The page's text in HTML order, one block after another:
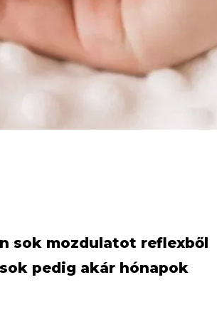
sok mozdulatot reflexből
pedig akár hónapok